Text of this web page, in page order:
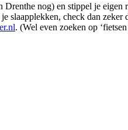
nog) en stippel je
check dan
. (Wel even zoeken op